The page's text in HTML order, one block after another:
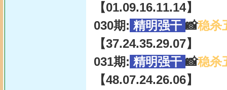
【01.09.16.11.14】
030期: 精明强干 📸稳杀
【37.24.35.29.07】
031期: 精明强干 📸稳杀
【48.07.24.26.06】